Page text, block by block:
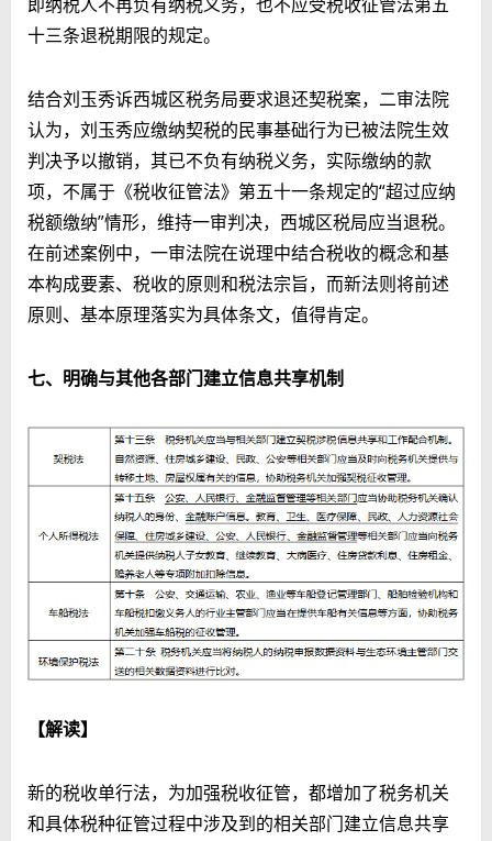
十三条退税期限的规定。
结合刘玉秀诉西城区税务局要求退还契税案，二审法院
认为，刘玉秀应缴纳契税的民事基础行为已被法院生效
判决予以撤销，其已不负有纳税义务，实际缴纳的款
项，不属于《税收征管法》第五十一条规定的“超过应纳
税额缴纳”情形，维持一审判决，西城区税局应当退税。
在前述案例中，一审法院在说理中结合税收的概念和基
本构成要素、税收的原则和税法宗旨，而新法则将前述
原则、基本原理落实为具体条文，值得肯定。
七、明确与其他各部门建立信息共享机制
【解读】
新的税收单行法，为加强税收征管，都增加了税务机关
和具体税种征管过程中涉及到的相关部门建立信息共享